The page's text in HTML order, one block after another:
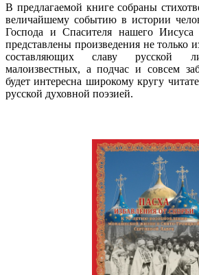
В предлагаемой книге собраны
величайшему событию в истории
Господа и Спасителя нашего
представлены произведения не только
составляющих славу русской
малоизвестных, а подчас и совсем
будет интересна широкому кругу
русской духовной поэзией.